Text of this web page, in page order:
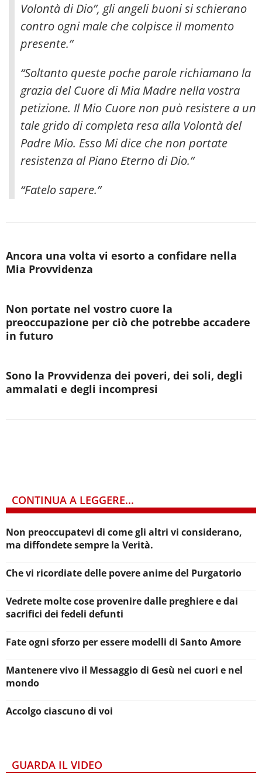
Volontà di Dio”, gli angeli buoni si schierano
contro ogni male che colpisce il momento
presente.”
“Soltanto queste poche parole richiamano la
grazia del Cuore di Mia Madre nella vostra
petizione. Il Mio Cuore non può resistere a un
tale grido di completa resa alla Volontà del
Padre Mio. Esso Mi dice che non portate
resistenza al Piano Eterno di Dio.”
“Fatelo sapere.”
Ancora una volta vi esorto a confidare nella
Mia Provvidenza
Non portate nel vostro cuore la
preoccupazione per ciò che potrebbe accadere
in futuro
Sono la Provvidenza dei poveri, dei soli, degli
ammalati e degli incompresi
CONTINUA A LEGGERE...
Non preoccupatevi di come gli altri vi considerano,
ma diffondete sempre la Verità.
Che vi ricordiate delle povere anime del Purgatorio
Vedrete molte cose provenire dalle preghiere e dai
sacrifici dei fedeli defunti
Fate ogni sforzo per essere modelli di Santo Amore
Mantenere vivo il Messaggio di Gesù nei cuori e nel
mondo
Accolgo ciascuno di voi
GUARDA IL VIDEO